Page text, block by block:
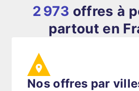
2 973 offres à
partout en
Nos offres par